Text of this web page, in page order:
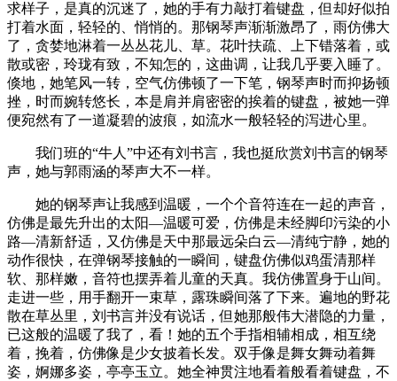
求样子，是真的沉迷了，她的手有力敲打着键盘，但却好似拍
打着水面，轻轻的、悄悄的。那钢琴声渐渐激䀚了，雨仿佛大
了，贪婪地淋着一丛丛花儿、草。花叶扶疏、上下错落着，或
散或密，玲珑有致，不知怎的，这曲调，让我几乎要入睡了。
倏地，她笔风一转，空气仿佛顿了一下笔，钢琴声时而抑扬顿
挫，时而婉转悠长，本是肩并肩密密的挨着的键盘，被她一弹
便宛然有了一道凝碧的波痕，如流水一般轻轻的泻进心里。
我们班的“牛人”中还有刘书言，我也挺欣赏刘书言的钢琴
声，她与郭雨涵的琴声大不一样。
她的钢琴声让我感到温暖，一个个音符连在一起的声音，
仿佛是最先升出的太阳—温暖可爱，仿佛是未经脚印污染的小
路—清新舒适，又仿佛是天中那最远朵白云—清纯宁静，她的
动作很快，在弹钢琴接触的一瞬间，键盘仿佛似鸡蛋清那样
软、那样嫩，音符也摆弄着儿童的天真。我仿佛置身于山间。
走进一些，用手翻开一束草，露珠瞬间落了下来。遍地的野花
散在草丛里，刘书言并没有说话，但她那般伟大潜隐的力量，
已这般的温暖了我了，看！她的五个手指相辅相成，相互绕
着，挽着，仿佛像是少女披着长发。双手像是舞女舞动着舞
姿，婀娜多姿，亭亭玉立。她全神贯注地看着般看着键盘，不